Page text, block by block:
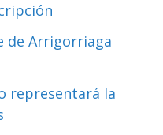
de Arrigorriaga
representará la